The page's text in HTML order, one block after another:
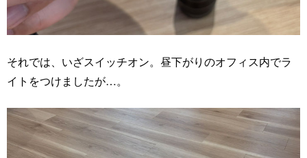
それでは、いざスイッチオン。昼下がりのオフィス内でラ
イトをつけましたが…。